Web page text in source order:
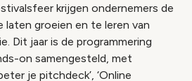
krijgen ondernemers de
laten groeien en te leren van
Dit jaar is de programmering
on samengesteld, met
je pitchdeck’, ‘Online